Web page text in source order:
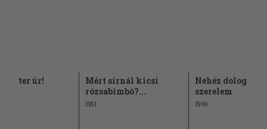
bakter úr!
Mért sirnál kicsi
rózsabimbó?...
1951
Nehéz dolog a
szerelem
1969